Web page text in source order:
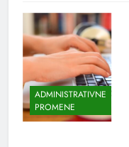
ADMINISTRATIVNE
PROMENE